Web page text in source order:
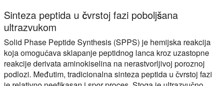
Sinteza peptida u čvrstoj fazi poboljšana
ultrazvukom
Solid Phase Peptide Synthesis (SPPS) je hemijska reakcija
koja omogućava sklapanje peptidnog lanca kroz uzastopne
reakcije derivata aminokiselina na nerastvorljivoj poroznoj
podlozi. Međutim, tradicionalna sinteza peptida u čvrstoj fazi